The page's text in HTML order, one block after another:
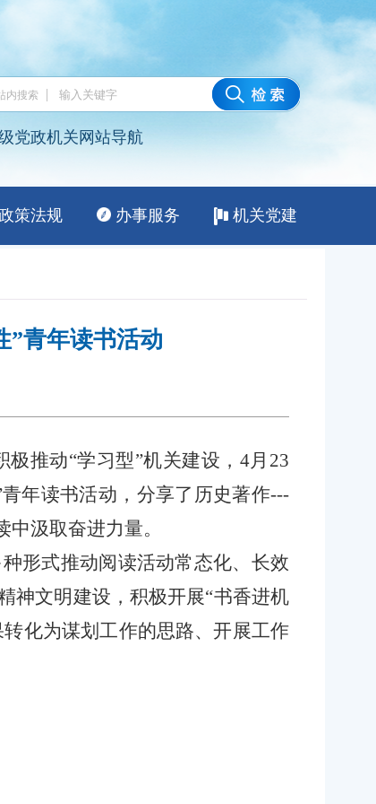
”青年读书活动
推动“学习型”机关建设， 4月23
年读书活动，分享了历史著作---
汲取奋进力量。
形式推动阅读活动常态化、长效
神文明建设，积极开展“书香进机
转化为谋划工作的思路、开展工作